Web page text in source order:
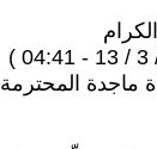
ماجدة المحترمة